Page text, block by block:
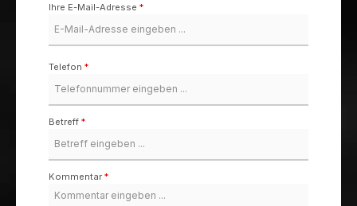
Ihre E-Mail-Adresse *
Telefon *
Betreff *
Kommentar *